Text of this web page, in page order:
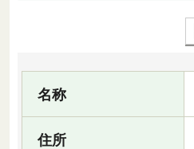
名称
住所